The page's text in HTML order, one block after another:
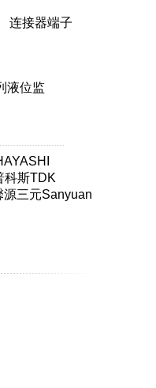
连接器端子
液位监
科斯TDK
源三元Sanyuan